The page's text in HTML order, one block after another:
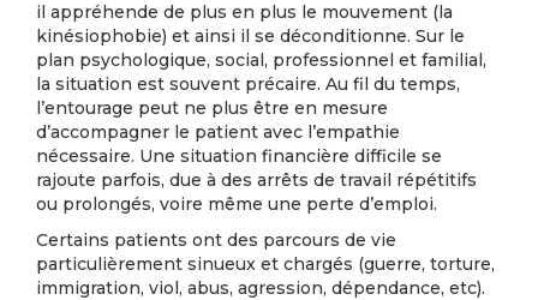
il appréhende de plus en plus le mouvement (la
kinésiophobie) et ainsi il se déconditionne. Sur le
plan psychologique, social, professionnel et familial,
la situation est souvent précaire. Au fil du temps,
l’entourage peut ne plus être en mesure
d’accompagner le patient avec l’empathie
nécessaire. Une situation financière difficile se
rajoute parfois, due à des arrêts de travail répétitifs
ou prolongés, voire même une perte d’emploi.
Certains patients ont des parcours de vie
particulièrement sinueux et chargés (guerre, torture,
immigration, viol, abus, agression, dépendance, etc).